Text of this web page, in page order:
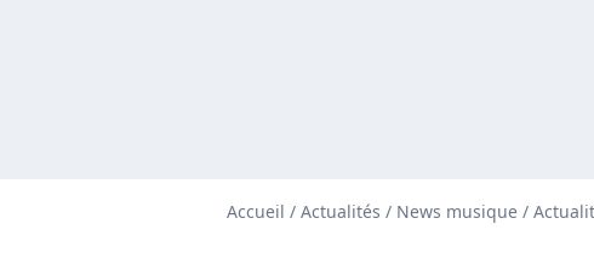
Accueil / Actualités / News musique /